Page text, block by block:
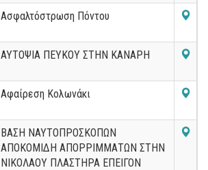
Ασφαλτόστρωση Πόντου
ΑΥΤΟΨΙΑ ΠΕΥΚΟΥ ΣΤΗΝ ΚΑΝΑΡΗ
Αφαίρεση Κολωνάκι
ΒΑΣΗ ΝΑΥΤΟΠΡΟΣΚΟΠΩΝ
ΑΠΟΚΟΜΙΔΗ ΑΠΟΡΡΙΜΜΑΤΩΝ ΣΤΗΝ
ΝΙΚΟΛΑΟΥ ΠΛΑΣΤΗΡΑ ΕΠΕΙΓΟΝ